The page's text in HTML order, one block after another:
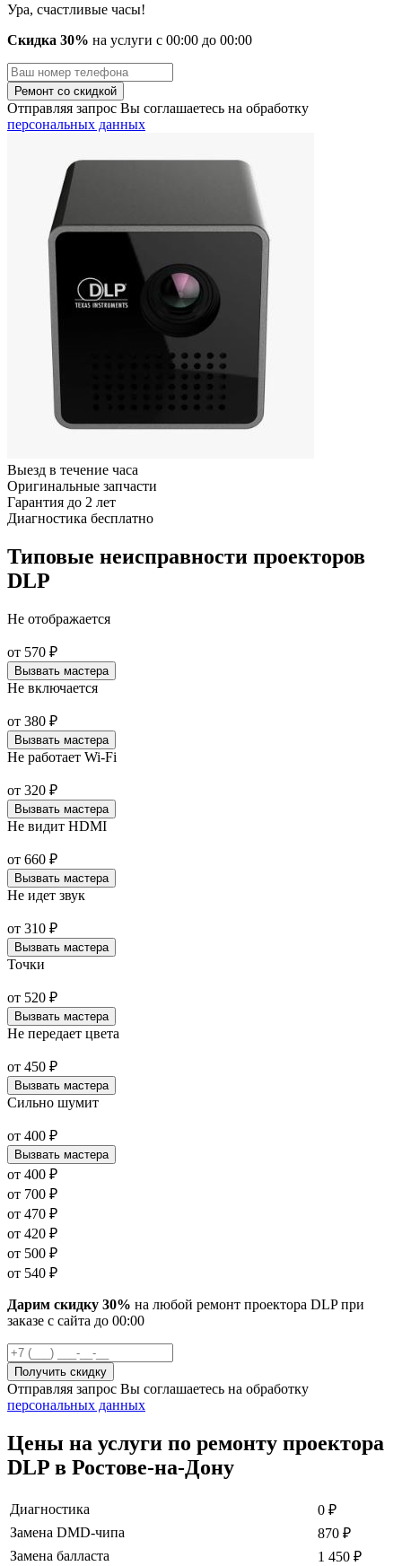
Ура, счастливые часы!
Скидка 30% на услуги с 00:00 до 00:00
Отправляя запрос Вы соглашаетесь на обработку
персональных данных
Выезд в течение часа
Оригинальные запчасти
Гарантия до 2 лет
Диагностика бесплатно
Типовые неисправности проекторов
DLP
Не отображается
от 570 ₽
Вызвать мастера
Не включается
от 380 ₽
Вызвать мастера
Не работает Wi-Fi
от 320 ₽
Вызвать мастера
Не видит HDMI
от 660 ₽
Вызвать мастера
Не идет звук
от 310 ₽
Вызвать мастера
Точки
от 520 ₽
Вызвать мастера
Не передает цвета
от 450 ₽
Вызвать мастера
Сильно шумит
от 400 ₽
Вызвать мастера
от 400 ₽
от 700 ₽
от 470 ₽
от 420 ₽
от 500 ₽
от 540 ₽
Дарим скидку 30% на любой ремонт проектора DLP при
заказе с сайта до 00:00
Отправляя запрос Вы соглашаетесь на обработку
персональных данных
Цены на услуги по ремонту проектора
DLP в Ростове-на-Дону
Диагностика 0 ₽
Замена DMD-чипа
870 ₽
Замена балласта
1 450 ₽